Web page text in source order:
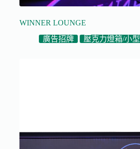
WINNER LOUNGE
廣告招牌
壓克力燈箱/小型